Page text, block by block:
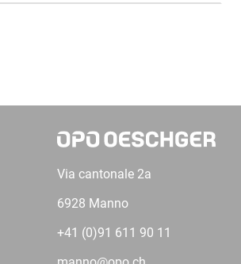
Via cantonale 2a
6928 Manno
+41 (0)91 611 90 11